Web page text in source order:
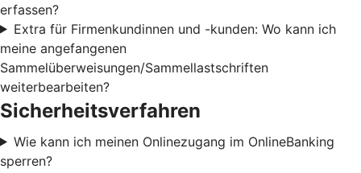
erfassen?
Extra für Firmenkundinnen und -kunden: Wo kann ich
meine angefangenen
Sammelüberweisungen/Sammellastschriften
weiterbearbeiten?
Sicherheitsverfahren
Wie kann ich meinen Onlinezugang im OnlineBanking
sperren?